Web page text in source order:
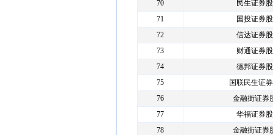
70
民生证券
71
国投证券
72
信达证券
73
财通证券
74
德邦证券
75
国联民生证
76
金融街证券
77
华福证券
78
金融街证券